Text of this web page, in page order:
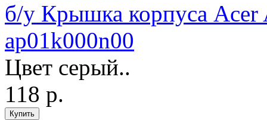
б/у Крышка корпуса Acer
ap01k000n00
Цвет серый..
118 р.